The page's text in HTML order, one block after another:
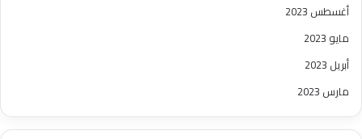
أغسطس 2023
مايو 2023
أبريل 2023
مارس 2023